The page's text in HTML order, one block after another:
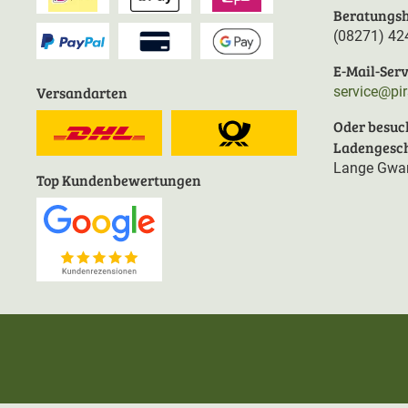
Versandarten
Top Kundenbewertungen
(08271)
E-Mail-
Oder
Lange